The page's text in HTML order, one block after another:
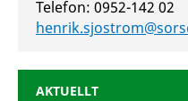
Telefon: 0952-142 02
AKTUELLT